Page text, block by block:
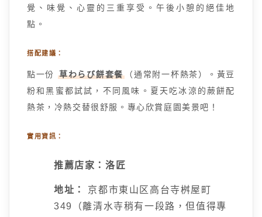
覺、味覺、心靈的三重享受。午後小憩的絕佳地
點。
搭配建議：
點一份 草わらび餅套餐
（通常附一杯熱茶）。黃豆
粉和黑蜜都試試，不同風味。夏天吃冰涼的蕨餅配
熱茶，冷熱交替很舒服。專心欣賞庭園美景吧！
實用資訊：
推薦店家：洛匠
地址：
京都市東山区高台寺桝屋町
349（離清水寺稍有一段路，但值得專